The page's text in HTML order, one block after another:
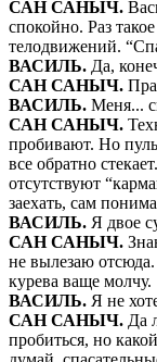
САН САНЫЧ.
спокойно. Раз
телодвижений.
ВАСИЛЬ. Да,
САН САНЫЧ.
ВАСИЛЬ. Меня...
САН САНЫЧ.
пробивают. Но
все обратно
отсутствуют
заехать, сам
ВАСИЛЬ. Я двое
САН САНЫЧ.
не вылезаю
курева ваще молчу.
ВАСИЛЬ. Я не
САН САНЫЧ. Да
пробиться, но